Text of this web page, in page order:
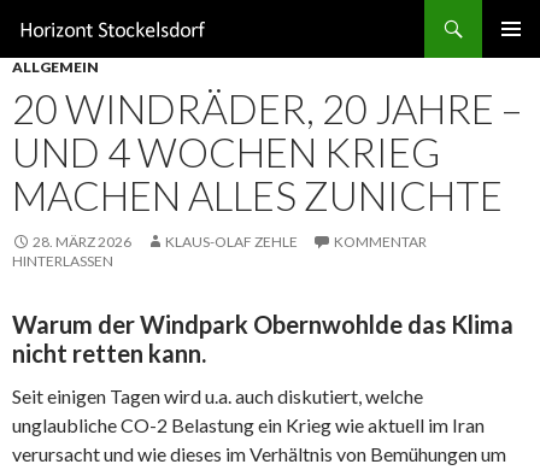
INHALT
SPRINGEN
ALLGEMEIN
20 WINDRÄDER, 20 JAHRE –
UND 4 WOCHEN KRIEG
MACHEN ALLES ZUNICHTE
28. MÄRZ 2026 KLAUS-OLAF ZEHLE
KOMMENTAR
HINTERLASSEN
Warum der Windpark Obernwohlde das Klima
nicht retten kann.
Seit einigen Tagen wird u.a. auch diskutiert, welche
unglaubliche CO-2 Belastung ein Krieg wie aktuell im Iran
verursacht und wie dieses im Verhältnis von Bemühungen um